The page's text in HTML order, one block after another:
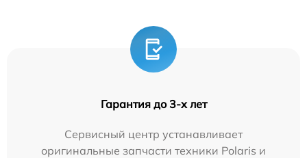
Гарантия до 3-х лет
Сервисный центр устанавливает
оригинальные запчасти техники Polaris и